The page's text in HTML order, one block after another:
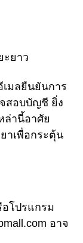
ะยาว
มลยืนยันการ
สอบบัญชี ยิ่ง
ล่านี้อาศัย
าเพื่อกระตุ้น
โปรแกรม
อาจ